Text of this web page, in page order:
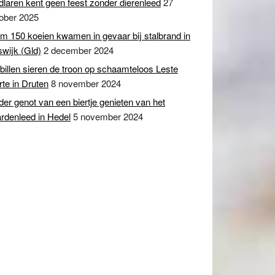
2025
150 koeien kwamen in gevaar bij stalbrand in
(Gld) 2 december 2024
sieren de troon op schaamteloos Leste
in Druten8 november 2024
genot van een biertje genieten van het
in Hedel5 november 2024